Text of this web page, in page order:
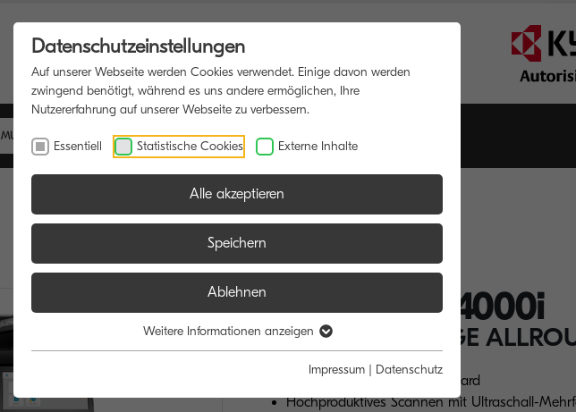
MULTIFUNKTIONSDRUCKER SOFTWARE BLOG
TASKalfa MZ4000i
DER ZUVERLÄSSIGE
Höchste Sicherheit als Standard
Hochproduktives Scannen mit Ultraschall-
Datenschutzeinstellungen
Auf unserer Webseite werden Cookies verwendet. Einige davon werden
zwingend benötigt, während es uns andere ermöglichen, Ihre
Nutzererfahrung auf unserer Webseite zu verbessern.
Essentiell Statistische Cookies Externe Inhalte
Alle akzeptieren
Speichern
Ablehnen
Weitere Informationen anzeigen
Impressum | Datenschutz